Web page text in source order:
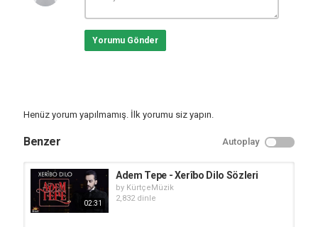
Yorumu Gönder
Henüz yorum yapılmamış. İlk yorumu siz yapın.
Benzer Autoplay
02:31
Adem Tepe - Xerîbo Dilo Sözleri
by KürtçeMüzik
2,832 dinle